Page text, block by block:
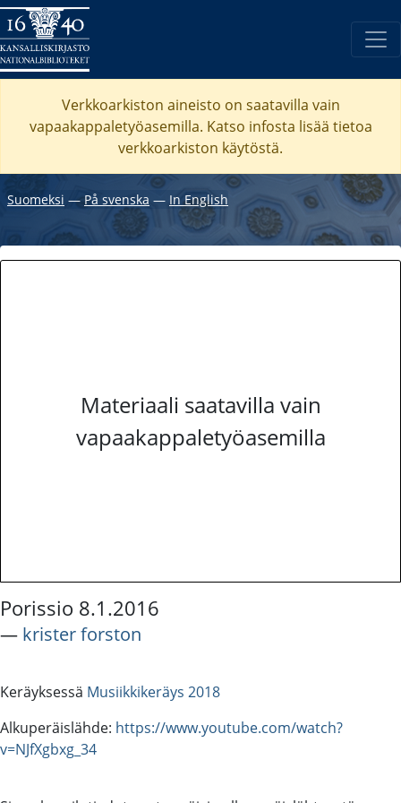
Verkkoarkiston aineisto on saatavilla vain
vapaakappaletyöasemilla. Katso infosta lisää tietoa
verkkoarkiston käytöstä.
Suomeksi ―På svenska ― In English
Materiaali saatavilla vain
vapaakappaletyöasemilla
Porissio 8.1.2016
― krister forston
Keräyksessä Musiikkikeräys 2018
Alkuperäislähde: https://www.youtube.com/watch?
v=NJfXgbxg_34